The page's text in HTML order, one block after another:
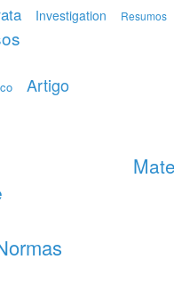
Investigation Resumos
Artigo